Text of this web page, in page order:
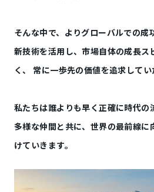
そんな中で、よりグローバルでの成
新技術を活用し、市場自体の成長ス
く、 常に一歩先の価値を追求してい
私たちは誰よりも早く正確に時代の
多様な仲間と共に、世界の最前線に
けていきます。